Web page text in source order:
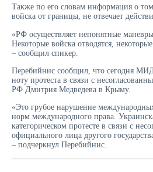
Также по его словам информация о
войска от границы, не отвечает
«РФ осуществляет непонятные
Некоторые войска отводятся,
– сообщил спикер.
Перебийнис сообщил, что сегодня
ноту протеста в связи с
РФ Дмитрия Медведева в Крыму.
«Это грубое нарушение
норм международного права.
категорическом протесте в связи с
официального лица другого
– подчеркнул Перебийнис.